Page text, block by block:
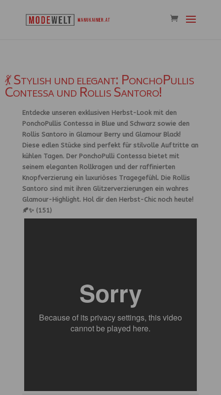
💃 Stylish und elegant: PonchoPullis
Contessa und Rollis Santoro!
Entdecke unseren exklusiven Herbst-Look mit den
PonchoPullis Contessa in Blue und Schwarz sowie den
Rollis Santoro in Glamour Berry und Glamour Black!
Diese edlen Stücke sind perfekt für stilvolle Auftritte an
kühlen Tagen. Der PonchoPulli Contessa bietet mit
seinem eleganten Rollkragen und der raffinierten
Knopfverzierung ein luxuriöses Tragegefühl. Die Rollis
Santoro sind mit ihren Glitzerverzierungen ein wahres
Glamour-Highlight. Hol dir den Herbst-Chic noch heute!
🍂✨ (151)